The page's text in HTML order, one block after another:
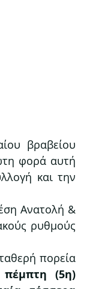
φορά αυτή
και την
Ανατολή &
ρυθμούς
πορεία
πέμπτη (5η)